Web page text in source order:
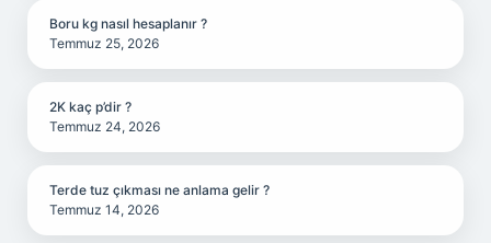
Boru kg nasıl hesaplanır ?
Temmuz 25, 2026
2K kaç p’dir ?
Temmuz 24, 2026
Terde tuz çıkması ne anlama gelir ?
Temmuz 14, 2026